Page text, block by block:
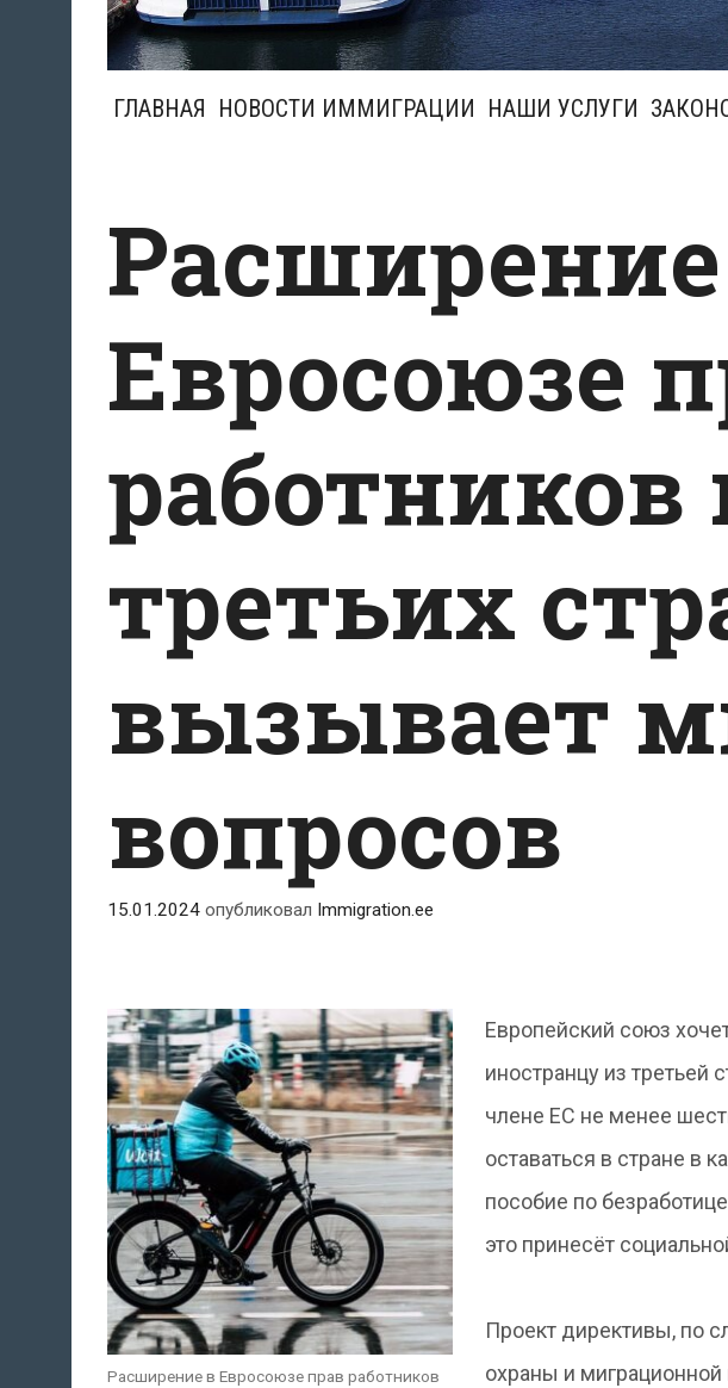
ГЛАВНАЯ НОВОСТИ ИММИГРАЦИИ НАШИ УСЛУГИ
Евросоюзе
работников
третьих
вызывает
вопросов
15.01.2024 опубликовал Immigration.ee
Расширение в Евросоюзе прав работников
Европейский союз
иностранцу из третьей
члене ЕС не менее
оставаться в стране в
пособие по
это принесёт
Проект директивы, по
охраны и